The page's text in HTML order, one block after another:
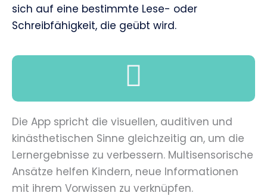
sich auf eine bestimmte Lese- oder
Schreibfähigkeit, die geübt wird.
Die App spricht die visuellen, auditiven und
kinästhetischen Sinne gleichzeitig an, um die
Lernergebnisse zu verbessern. Multisensorische
Ansätze helfen Kindern, neue Informationen
mit ihrem Vorwissen zu verknüpfen.